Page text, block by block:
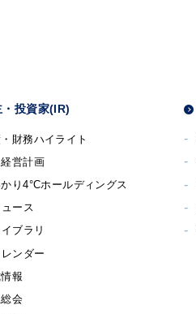
・投資家(IR)
財務ハイライト
営計画
り4°Cホールディングス
ース
ブラリ
ンダー
報
会